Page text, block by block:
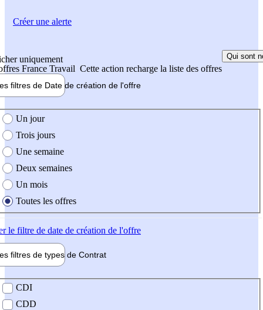
uniquement
France Travail Cette action recharge la liste des offres
Qui sont
filtres de Date de création de l'offre
création de l'offre
Un jour
Trois jours
Une semaine
Deux semaines
Un mois
Toutes les offres
le filtre de date de création de l'offre
filtres de types de Contrat
contrat
CDI
CDD
Créer une alerte